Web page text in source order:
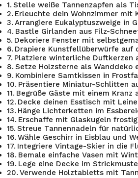
Stelle weiße Tannenzapfen als
Erleuchte dein Wohnzimmer mit
Arrangiere Eukalyptuszweige in
Bastle Girlanden aus Filz-
Dekoriere Fenster mit
Drapiere Kunstfellüberwürfe auf
Platziere winterliche Duftkerzen
Setze Holzsterne als Wanddeko
Kombiniere Samtkissen in
Präsentiere Miniatur-Schlitten
Begrüße Gäste mit einem Kranz
Decke deinen Esstisch mit
Hänge Lichterketten im
Erschaffe mit Glaskugeln
Streue Tannennadeln für
Wähle Geschirr in Eisblau und
Integriere Vintage-Skier in die
Bemale einfache Vasen mit
Lege eine Decke im
Verwende Holztabletts mit